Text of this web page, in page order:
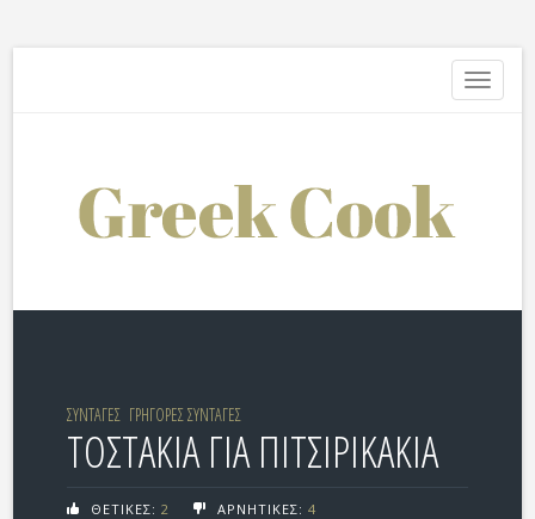
Toggle
ΣΥΝΤΑΓΕΣ ΓΡΗΓΟΡΕΣ ΣΥΝΤΑΓΕΣ
ΤΟΣΤΑΚΙΑ ΓΙΑ ΠΙΤΣΙΡΙΚΑΚΙΑ
ΘΕΤΙΚΕΣ: 2 ΑΡΝΗΤΙΚΕΣ: 4